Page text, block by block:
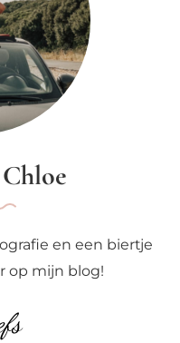
en een biertje
op mijn blog!